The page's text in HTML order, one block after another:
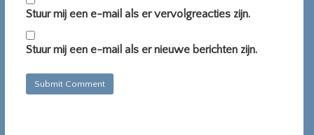
Stuur mij een e-mail als er vervolgreacties zijn.
Stuur mij een e-mail als er nieuwe berichten zijn.